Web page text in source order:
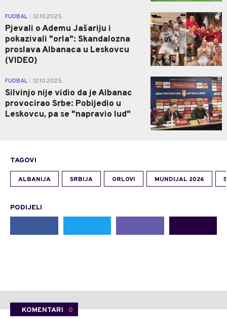
FUDBAL 12.10.2025.
Pjevali o Ademu Jašariju i
pokazivali "orla": Skandalozna
proslava Albanaca u Leskovcu
(VIDEO)
0
FUDBAL 12.10.2025.
Silvinjo nije vidio da je Albanac
provocirao Srbe: Pobijedio u
Leskovcu, pa se "napravio lud"
0
TAGOVI
ALBANIJA SRBIJA ORLOVI MUNDIJAL 2026
PODIJELI
KOMENTARI 0